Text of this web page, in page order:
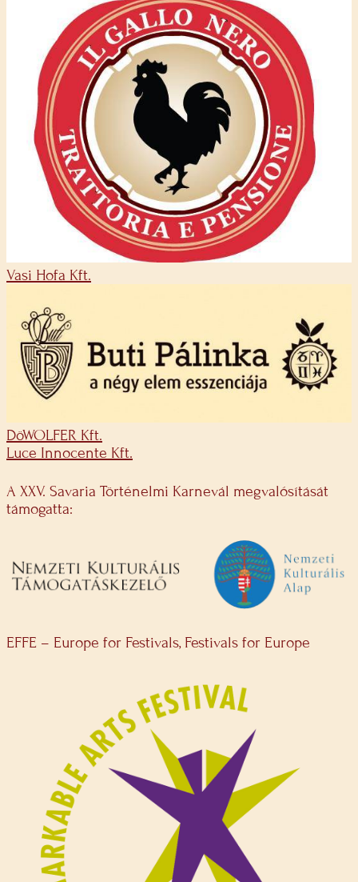
Vasi Hofa Kft.
DöWOLFER Kft.
Luce Innocente Kft.
A XXV. Savaria Történelmi Karnevál megvalósítását
támogatta:
EFFE – Europe for Festivals, Festivals for Europe